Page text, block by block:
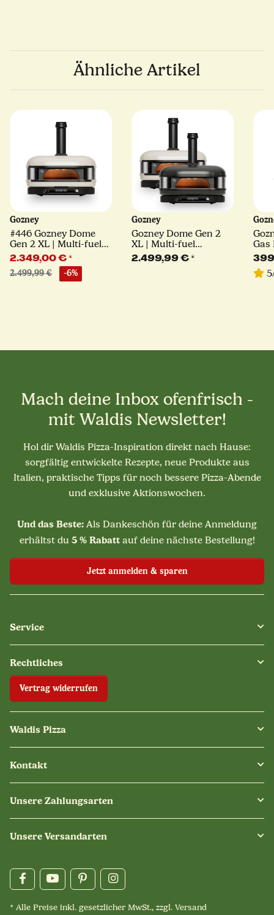
Ähnliche Artikel
Gozney
#446 Gozney Dome
Gen 2 XL | Multi-fuel
Pizzaofen | creme
2.349,00 €*
2.499,99 € -6%
Gozney
Gozney Dome Gen 2
XL | Multi-fuel
Pizzaofen | schwarz
oder creme
2.499,99 €*
Gas
Mach deine Inbox ofenfrisch -
mit Waldis Newsletter!
Hol dir Waldis Pizza-Inspiration direkt nach Hause:
sorgfältig entwickelte Rezepte, neue Produkte aus
Italien, praktische Tipps für noch bessere Pizza-Abende
und exklusive Aktionswochen.
Und das Beste: Als Dankeschön für deine Anmeldung
erhältst du 5 % Rabattauf deine nächste Bestellung!
Jetzt anmelden & sparen
Service
Rechtliches
Vertrag widerrufen
Waldis Pizza
Kontakt
Unsere Zahlungsarten
Unsere Versandarten
* Alle Preise inkl. gesetzlicher MwSt., zzgl. Versand